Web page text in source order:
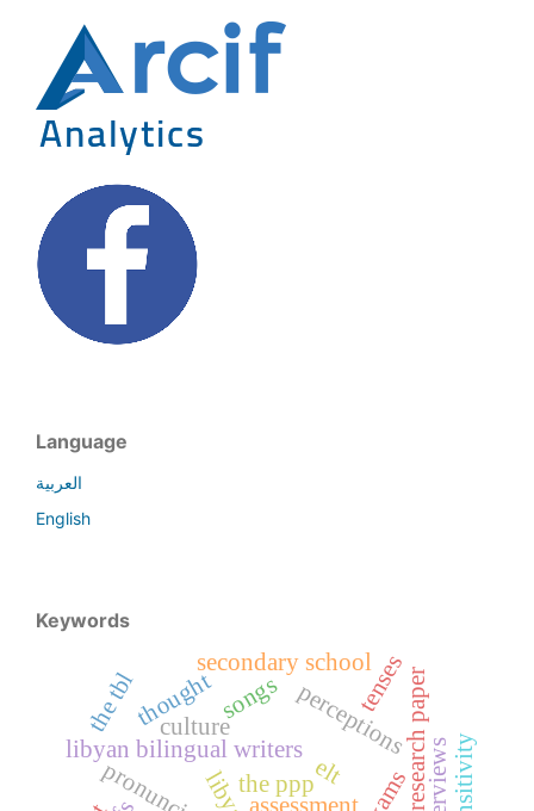
Language
العربية
English
Keywords
assessment
libyan bilingual writers
culture perceptions
songs
secondary school
elt
tenses
thought
the ppp
the tbl